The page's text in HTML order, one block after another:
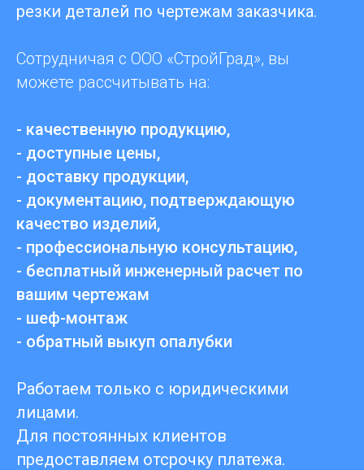
резки деталей по чертежам заказчика.
Сотрудничая с ООО «СтройГрад», вы
можете рассчитывать на:
- качественную продукцию,
- доступные цены,
- доставку продукции,
- документацию, подтверждающую
качество изделий,
- профессиональную консультацию,
- бесплатный инженерный расчет по
вашим чертежам
- шеф-монтаж
- обратный выкуп опалубки
Работаем только с юридическими
лицами.
Для постоянных клиентов
предоставляем отсрочку платежа.